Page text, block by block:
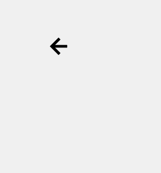
Ga terug